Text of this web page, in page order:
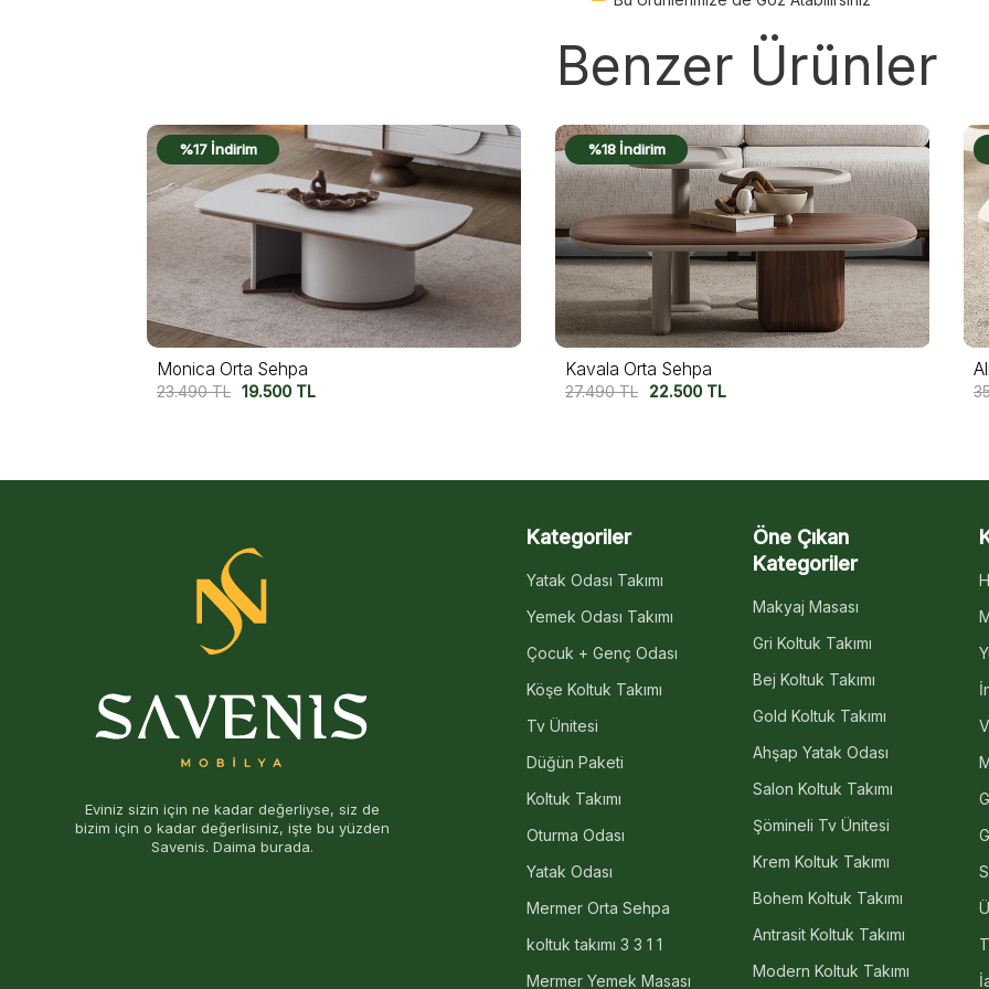
Benzer Ürünler
%18 İndirim
Kavala Orta Sehpa
27.490TL 22.500 TL
%16 İndirim
Almata Orta Sehpa Seti
35.000TL 29.500 TL
Eviniz sizin için ne kadar değerliyse, siz de
bizim için o kadar değerlisiniz, işte bu yüzden
Savenis. Daima burada.
Kategoriler
Yatak Odası Takımı
Yemek Odası Takımı
Çocuk + Genç Odası
Köşe Koltuk Takımı
Tv Ünitesi
Düğün Paketi
Koltuk Takımı
Oturma Odası
Yatak Odası
Mermer Orta Sehpa
koltuk takımı 3 3 1 1
Mermer Yemek Masası
Öne Çıkan
Kategoriler
Makyaj Masası
Gri Koltuk Takımı
Bej Koltuk Takımı
Gold Koltuk Takımı
Ahşap Yatak Odası
Salon Koltuk Takımı
Şömineli Tv Ünitesi
Krem Koltuk Takımı
Bohem Koltuk Takımı
Antrasit Koltuk Takımı
Modern Koltuk Takımı